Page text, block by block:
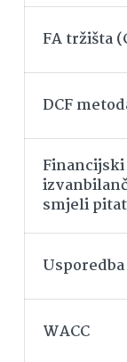
FA tržišta
DCF
smjeli
WACC